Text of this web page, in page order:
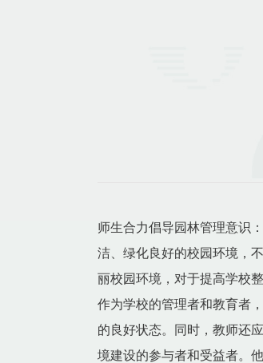
师生合力倡导园林管理意识
洁、绿化良好的校园环境，
丽校园环境，对于提高学校
作为学校的管理者和教育者
的良好状态。同时，教师还
境建设的参与者和受益者。